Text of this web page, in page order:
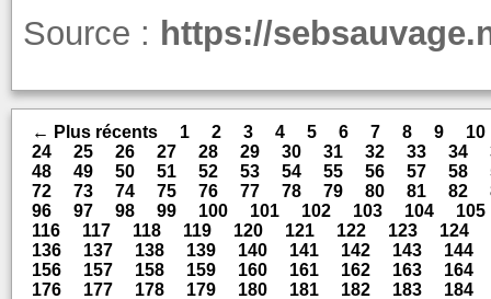
Source : https://
← Plus récents 1 2 3 4 5 6 7 8 9
10
24
25 26 27 28 29 30 31 32 33 34
48
49 50 51 52 53 54 55 56 57 58
72
73 74 75 76 77 78 79 80 81 82
96
97 98 99 100 101 102 103 104
105
116
117 118 119 120 121 122 123 124
136
137 138 139 140 141 142 143
144
156
157 158 159 160 161 162 163
164
176
177 178 179 180 181 182 183
184